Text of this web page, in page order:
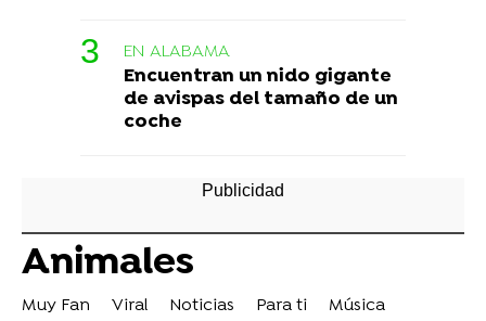
EN ALABAMA
Encuentran un nido gigante
de avispas del tamaño de un
coche
Animales
Muy Fan Viral Noticias Para ti
Música